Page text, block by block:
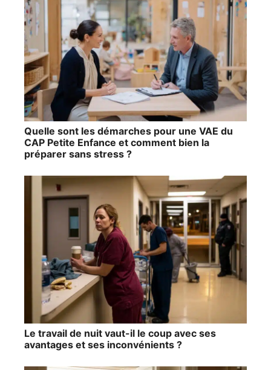
Quelle sont les démarches pour une VAE du
CAP Petite Enfance et comment bien la
préparer sans stress ?
Le travail de nuit vaut-il le coup avec ses
avantages et ses inconvénients ?